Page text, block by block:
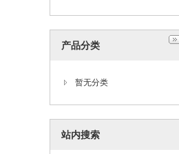
产品分类
暂无分类
站内搜索